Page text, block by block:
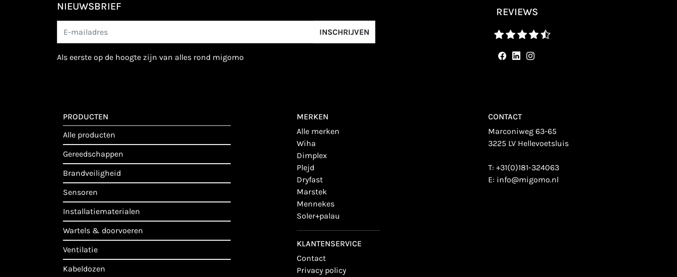
NIEUWSBRIEF
INSCHRIJVEN
als eerste op de hoogte zijn van alles rond migomo
REVIEWS
PRODUCTEN
alle producten
gereedschappen
brandveiligheid
sensoren
installatiematerialen
wartels & doorvoeren
ventilatie
kabeldozen
MERKEN
alle merken
wiha
dimplex
plejd
dryfast
marstek
mennekes
soler+palau
KLANTENSERVICE
contact
privacy policy
CONTACT
Marconiweg 63-65
3225 LV Hellevoetsluis
T:+31(0)181-324063
E: info@migomo.nl